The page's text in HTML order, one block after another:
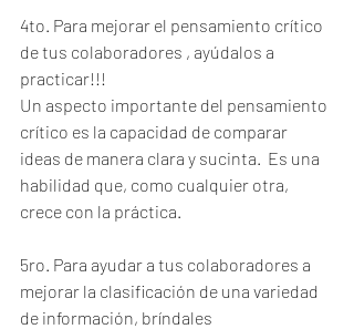
4to. Para mejorar el pensamiento crítico
de tus colaboradores , ayúdalos a
practicar!!!
Un aspecto importante del pensamiento
crítico es la capacidad de comparar
ideas de manera clara y sucinta.  Es una
habilidad que, como cualquier otra,
crece con la práctica.
5ro. Para ayudar a tus colaboradores a
mejorar la clasificación de una variedad
de información, bríndales